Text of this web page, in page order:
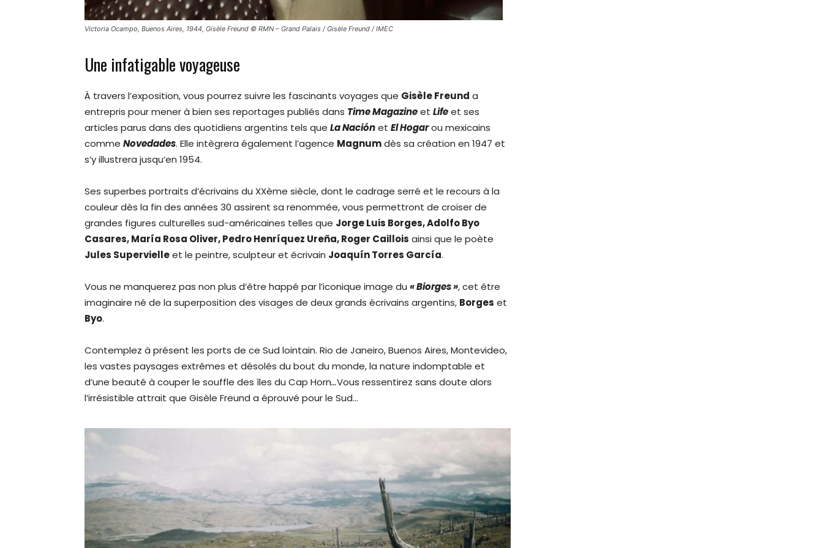
Victoria Ocampo, Buenos Aires, 1944, Gisèle Freund © RMN – Grand Palais / Gisèle Freund / IMEC
Une infatigable voyageuse
À travers l’exposition, vous pourrez suivre les fascinants voyages que Gisèle Freund a
entrepris pour mener à bien ses reportages publiés dans Time Magazineet Lifeet ses
articles parus dans des quotidiens argentins tels que La Naciónet El Hogarou mexicains
comme Novedades. Elle intègrera également l’agence Magnumdès sa création en 1947 et
s’y illustrera jusqu’en 1954.
Ses superbes portraits d’écrivains du XXème siècle, dont le cadrage serré et le recours à la
couleur dès la fin des années 30 assirent sa renommée, vous permettront de croiser de
grandes figures culturelles sud-américaines telles que Jorge Luis Borges, Adolfo Byo
Casares, María Rosa Oliver, Pedro Henríquez Ureña, Roger Caillois ainsi que le poète
Jules Supervielleet le peintre, sculpteur et écrivain Joaquín Torres García.
Vous ne manquerez pas non plus d’être happé par l’iconique image du « Biorges », cet être
imaginaire né de la superposition des visages de deux grands écrivains argentins, Borges et
Byo.
Contemplez à présent les ports de ce Sud lointain. Rio de Janeiro, Buenos Aires, Montevideo,
les vastes paysages extrêmes et désolés du bout du monde, la nature indomptable et
d’une beauté à couper le souffle des îles du Cap Horn…Vous ressentirez sans doute alors
l’irrésistible attrait que Gisèle Freund a éprouvé pour le Sud…